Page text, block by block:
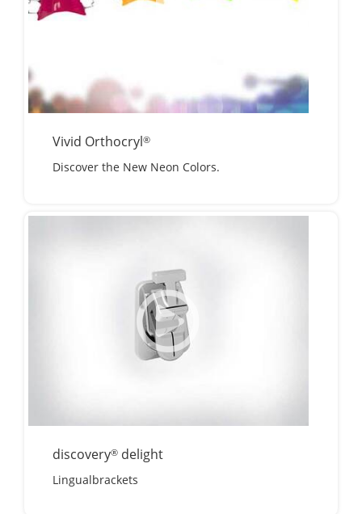
Vivid Orthocryl®
Discover the New Neon Colors.
discovery® delight
Lingualbrackets